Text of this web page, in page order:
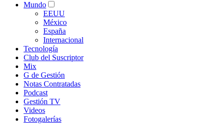
Mundo
EEUU
México
España
Internacional
Tecnología
Club del Suscriptor
Mix
G de Gestión
Notas Contratadas
Podcast
Gestión TV
Videos
Fotogalerías